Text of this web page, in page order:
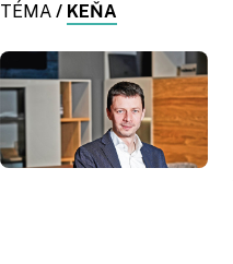
TÉMA / KEŇA